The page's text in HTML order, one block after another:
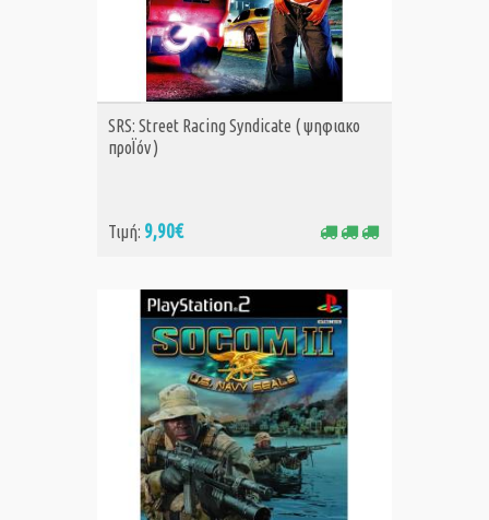
ΑΓΟΡΑ
SRS: Street Racing Syndicate ( ψηφιακο
προΪόν )
Τιμή: 9,90€